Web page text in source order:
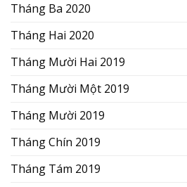
Tháng Ba 2020
Tháng Hai 2020
Tháng Mười Hai 2019
Tháng Mười Một 2019
Tháng Mười 2019
Tháng Chín 2019
Tháng Tám 2019